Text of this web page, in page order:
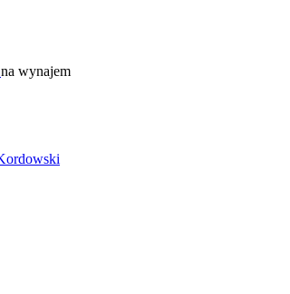
na wynajem